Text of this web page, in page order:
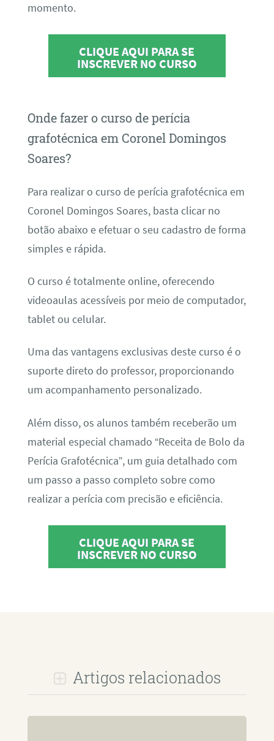
momento.
CLIQUE AQUI PARA SE
INSCREVER NO CURSO
Onde fazer o curso de perícia
grafotécnica em Coronel Domingos
Soares?
Para realizar o curso de perícia grafotécnica em
Coronel Domingos Soares, basta clicar no
botão abaixo e efetuar o seu cadastro de forma
simples e rápida.
O curso é totalmente online, oferecendo
videoaulas acessíveis por meio de computador,
tablet ou celular.
Uma das vantagens exclusivas deste curso é o
suporte direto do professor, proporcionando
um acompanhamento personalizado.
Além disso, os alunos também receberão um
material especial chamado “Receita de Bolo da
Perícia Grafotécnica”, um guia detalhado com
um passo a passo completo sobre como
realizar a perícia com precisão e eficiência.
CLIQUE AQUI PARA SE
INSCREVER NO CURSO
Artigos relacionados